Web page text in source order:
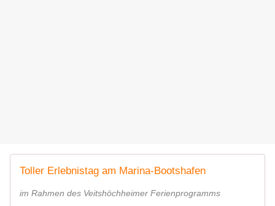
Toller Erlebnistag am Marina-Bootshafen
im Rahmen des Veitshöchheimer Ferienprogramms